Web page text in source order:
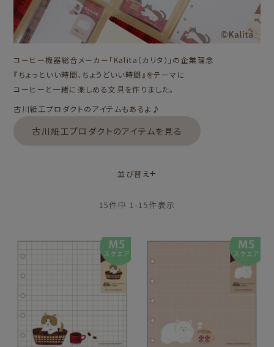
コーヒー機器総合メーカー「Kalita（カリタ）」の企業理念
『ちょっといい時間、ちょうどいい時間』をテーマに
コーヒーと一緒に楽しめる文具を作りました。
古川紙工プロダクトのアイテムもあるよ♪
古川紙工プロダクトのアイテムを見る
並び替え
15件中 1-15件表示